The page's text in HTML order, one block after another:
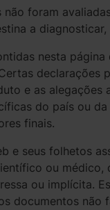
não foram
a
nesta
declarações
e as alegações
do país ou
finais.
e seus folhetos
ou
ou implícita.
documentos não